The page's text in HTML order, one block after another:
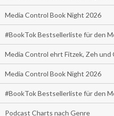
Media Control Book Night 2026
#BookTok Bestsellerliste für den
Media Control ehrt Fitzek, Zeh
Media Control Book Night 2026
#BookTok Bestsellerliste für den
Podcast Charts nach Genre